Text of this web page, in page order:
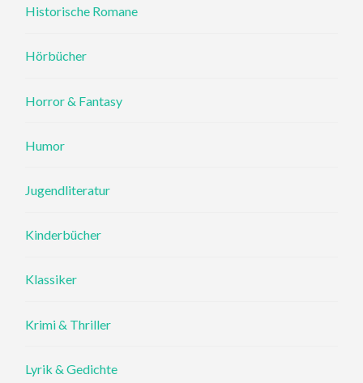
Historische Romane
Hörbücher
Horror & Fantasy
Humor
Jugendliteratur
Kinderbücher
Klassiker
Krimi & Thriller
Lyrik & Gedichte